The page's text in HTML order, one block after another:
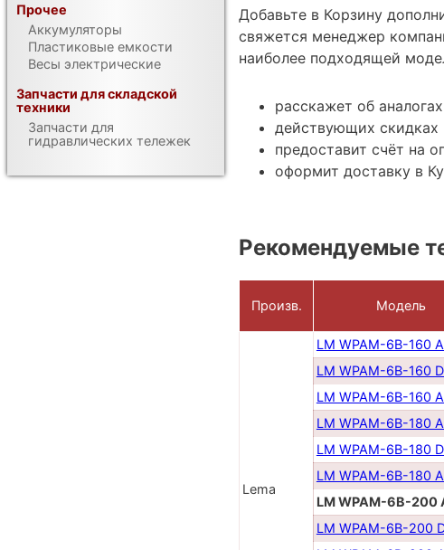
Добавьте в Корзину
свяжется менеджер
наиболее подходящей
расскажет об
действующих скидках
предоставит счёт на
оформит доставку в
Рекомендуемые
Произв. Модель
Lema
LM WPAM-6B-160
LM WPAM-6B-160
LM WPAM-6B-160
LM WPAM-6B-180
LM WPAM-6B-180
LM WPAM-6B-180
LM WPAM-6B-200
LM WPAM-6B-200
Прочее
Аккумуляторы
Пластиковые емкости
Весы электрические
Запчасти для складской
техники
Запчасти для
гидравлических тележек